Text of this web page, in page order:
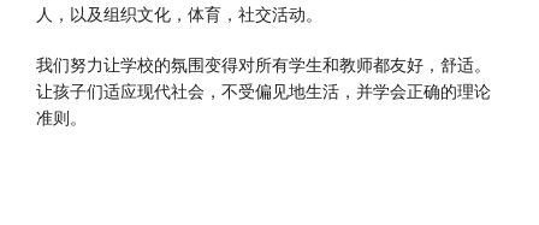
人，以及组织文化，体育，社交活动。
我们努力让学校的氛围变得对所有学生和教师都友好，舒适。
让孩子们适应现代社会，不受偏见地生活，并学会正确的理论
准则。